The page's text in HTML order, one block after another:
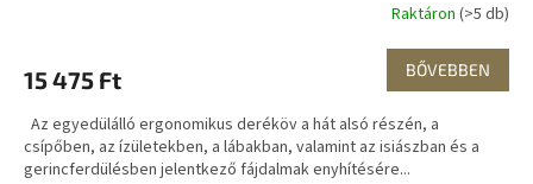
Raktáron (>5 db)
15 475 Ft BŐVEBBEN
Az egyedülálló ergonomikus deréköv a hát alsó részén, a
csípőben, az ízületekben, a lábakban, valamint az isiászban és a
gerincferdülésben jelentkező fájdalmak enyhítésére...